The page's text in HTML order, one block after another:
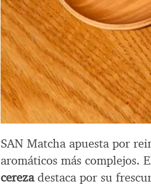
SAN Matcha apuesta por
aromáticos más complejos.
cerezadestaca por su